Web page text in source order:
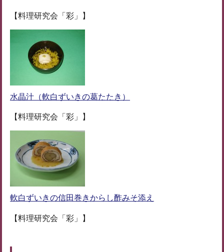
【料理研究会「彩」】
水晶汁（軟白ずいきの葛たたき）
【料理研究会「彩」】
軟白ずいきの信田巻きからし酢みそ添え
【料理研究会「彩」】